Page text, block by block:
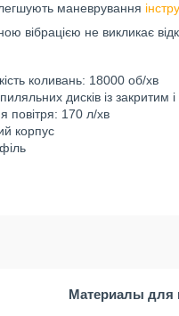
маневрування
вібрацією не викликає
коливань: 18000 об/хв
дисків із закритим
повітря: 170 л/хв
корпус
Материалы для